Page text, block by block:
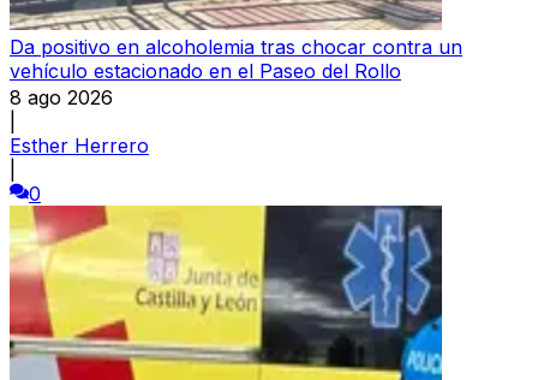
Da positivo en alcoholemia tras chocar contra un
vehículo estacionado en el Paseo del Rollo
8 ago 2026
Esther Herrero
0